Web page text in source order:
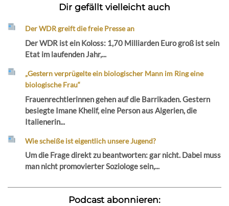
Dir gefällt vielleicht auch
Der WDR greift die freie Presse an
Der WDR ist ein Koloss: 1,70 Milliarden Euro groß ist sein
Etat im laufenden Jahr,...
„Gestern verprügelte ein biologischer Mann im Ring eine
biologische Frau“
Frauenrechtlerinnen gehen auf die Barrikaden. Gestern
besiegte Imane Khelif, eine Person aus Algerien, die
Italienerin...
Wie scheiße ist eigentlich unsere Jugend?
Um die Frage direkt zu beantworten: gar nicht. Dabei muss
man nicht promovierter Soziologe sein,...
Podcast abonnieren: